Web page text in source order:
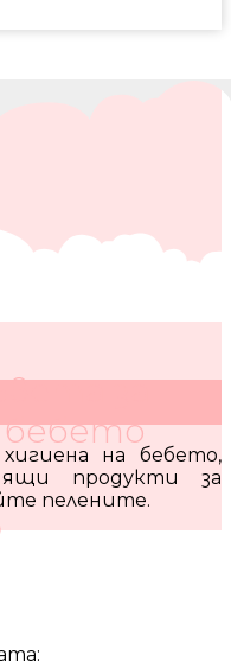
за
бебето
на бебето,
продукти за
пелените.